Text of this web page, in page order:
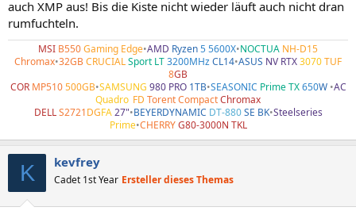
auch XMP aus! Bis die Kiste nicht wieder läuft auch nicht dran
rumfuchteln.
MSI B550Gaming Edge•AMD Ryzen5 5600X•NOCTUA NH-D15
Chromax•32GBCRUCIALSport LT3200MHzCL14•ASUS NV RTX3070TUF
8GB
COR MP510 500GB•SAMSUNG 980 PRO 1TB•SEASONIC Prime TX 650W•AC
Quadro FD Torent CompactChromax
DELL S2721DGFA 27"•BEYERDYNAMIC DT-880SE BK•Steelseries
Prime•CHERRY G80-3000N TKL
K kevfrey
Cadet 1st Year Ersteller dieses Themas